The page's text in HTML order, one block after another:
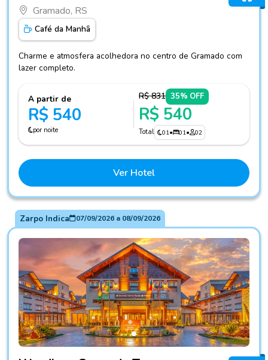
Gramado, RS
Café da Manhã
Charme e atmosfera acolhedora no centro de Gramado com
lazer completo.
A partir de
R$ 540
por noite
R$ 831 35% OFF
R$ 540
Total 01• 01• 02
Ver Hotel
Zarpo Indica 07/09/2026a 08/09/2026